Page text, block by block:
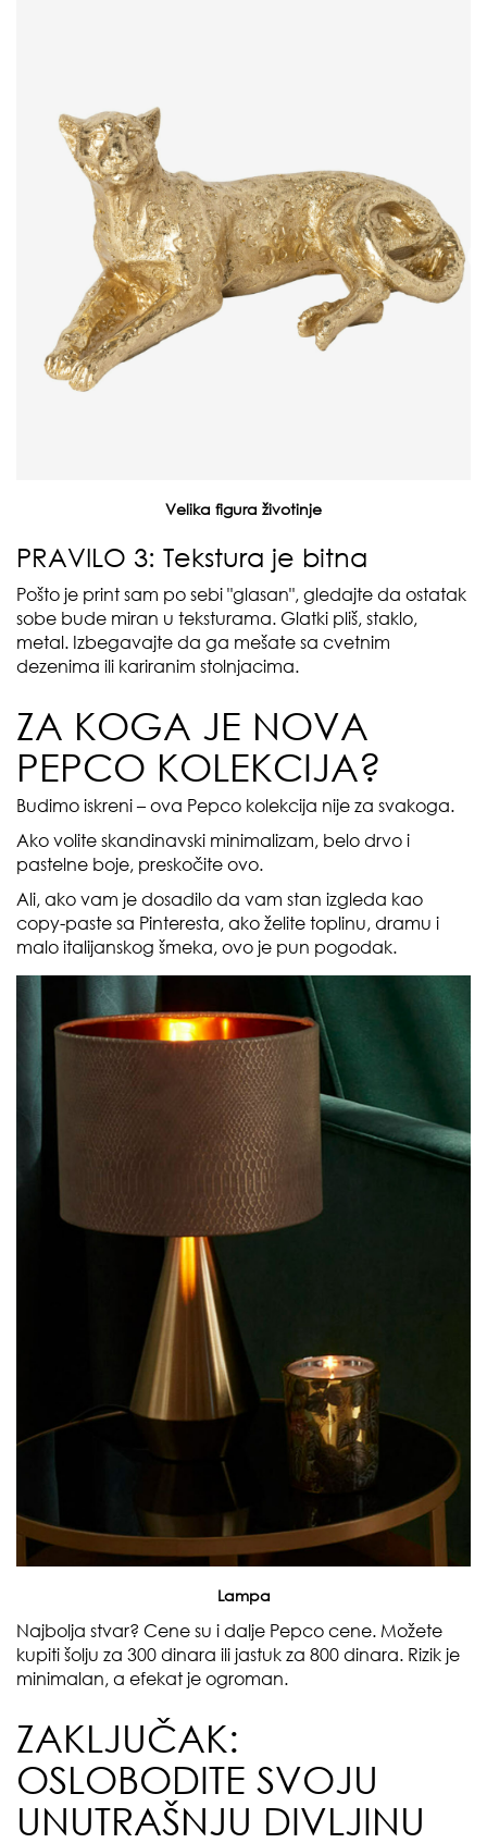
Velika figura životinje
PRAVILO 3: Tekstura je bitna
Pošto je print sam po sebi "glasan", gledajte da ostatak
sobe bude miran u teksturama. Glatki pliš, staklo,
metal. Izbegavajte da ga mešate sa cvetnim
dezenima ili kariranim stolnjacima.
ZA KOGA JE NOVA
PEPCO KOLEKCIJA?
Budimo iskreni – ova Pepco kolekcija nije za svakoga.
Ako volite skandinavski minimalizam, belo drvo i
pastelne boje, preskočite ovo.
Ali, ako vam je dosadilo da vam stan izgleda kao
copy-paste sa Pinteresta, ako želite toplinu, dramu i
malo italijanskog šmeka, ovo je pun pogodak.
Lampa
Najbolja stvar? Cene su i dalje Pepco cene. Možete
kupiti šolju za 300 dinara ili jastuk za 800 dinara. Rizik je
minimalan, a efekat je ogroman.
ZAKLJUČAK:
OSLOBODITE SVOJU
UNUTRAŠNJU DIVLJINU